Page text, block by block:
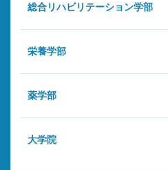
総合リハビリテーション学部
栄養学部
薬学部
大学院